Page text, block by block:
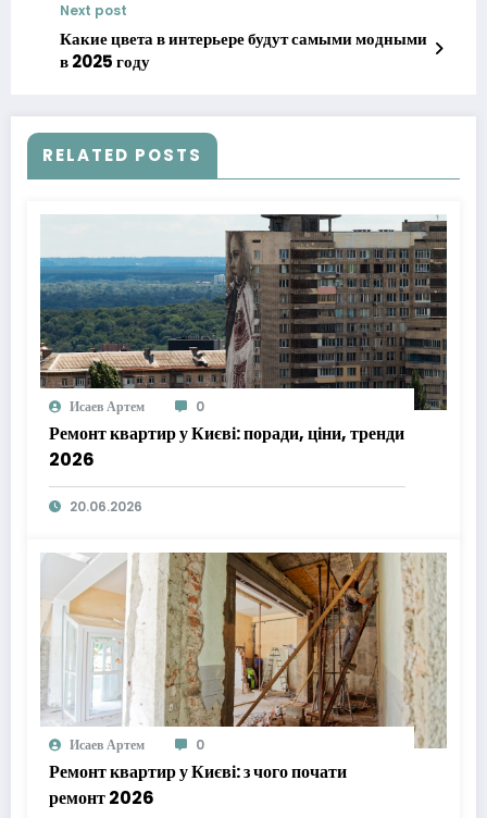
Next post
Какие цвета в интерьере будут самыми модными
в 2025 году
RELATED POSTS
Исаев Артем 0
Ремонт квартир у Києві: поради, ціни, тренди
2026
20.06.2026
Исаев Артем 0
Ремонт квартир у Києві: з чого почати
ремонт 2026